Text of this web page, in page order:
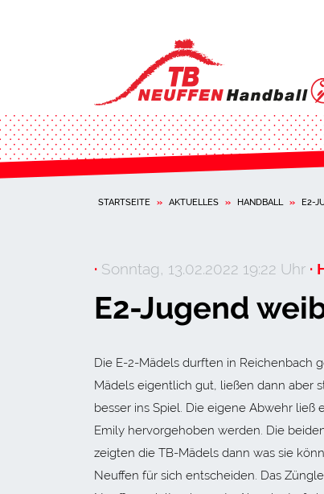
STARTSEITE » AKTUELLES » HANDBALL » E2-
· Sonntag, 13.02.2022 19:22 Uhr ·
E2-Jugend
Die E-2-Mädels durften in Reichenbach
Mädels eigentlich gut, ließen dann aber
besser ins Spiel. Die eigene Abwehr
Emily hervorgehoben werden. Die
zeigten die TB-Mädels dann was sie
Neuffen für sich entscheiden. Das